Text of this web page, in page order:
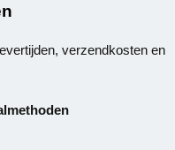
verzendkosten en